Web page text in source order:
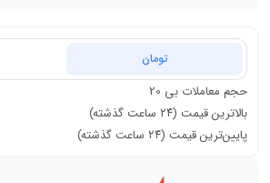
تومان
حجم معاملات بی 20
بالاترین قیمت (۲۴ ساعت گذشته)
پایین‌ترین قیمت (۲۴ ساعت گذشته)